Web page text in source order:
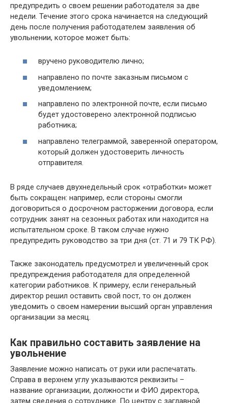
предупредить о своем решении работодателя за две
недели. Течение этого срока начинается на следующий
день после получения работодателем заявления об
увольнении, которое может быть:
вручено руководителю лично;
направлено по почте заказным письмом с
уведомлением;
направлено по электронной почте, если письмо
будет удостоверено электронной подписью
работника;
направлено телеграммой, заверенной оператором,
который должен удостоверить личность
отправителя.
В ряде случаев двухнедельный срок «отработки» может
быть сокращен: например, если стороны смогли
договориться о досрочном расторжении договора, если
сотрудник занят на сезонных работах или находится на
испытательном сроке. В таком случае нужно
предупредить руководство за три дня (ст. 71 и 79 ТК РФ).
Также законодатель предусмотрел и увеличенный срок
предупреждения работодателя для определенной
категории работников. К примеру, если генеральный
директор решил оставить свой пост, то он должен
уведомить о своем намерении высший орган управления
организации за месяц.
Как правильно составить заявление на
увольнение
Заявление можно написать от руки или распечатать.
Справа в верхнем углу указываются реквизиты –
название организации, должности и ФИО директора,
затем сведения о сотруднике. По центру с заглавной